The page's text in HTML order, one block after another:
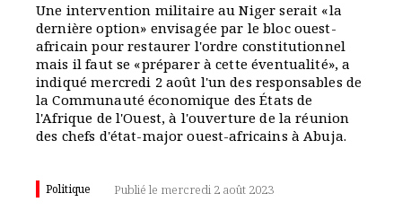
Une intervention militaire au Niger serait «la
dernière option» envisagée par le bloc ouest-
africain pour restaurer l'ordre constitutionnel
mais il faut se «préparer à cette éventualité», a
indiqué mercredi 2 août l'un des responsables de
la Communauté économique des États de
l'Afrique de l'Ouest, à l'ouverture de la réunion
des chefs d'état-major ouest-africains à Abuja.
Politique Publié le mercredi 2 août 2023